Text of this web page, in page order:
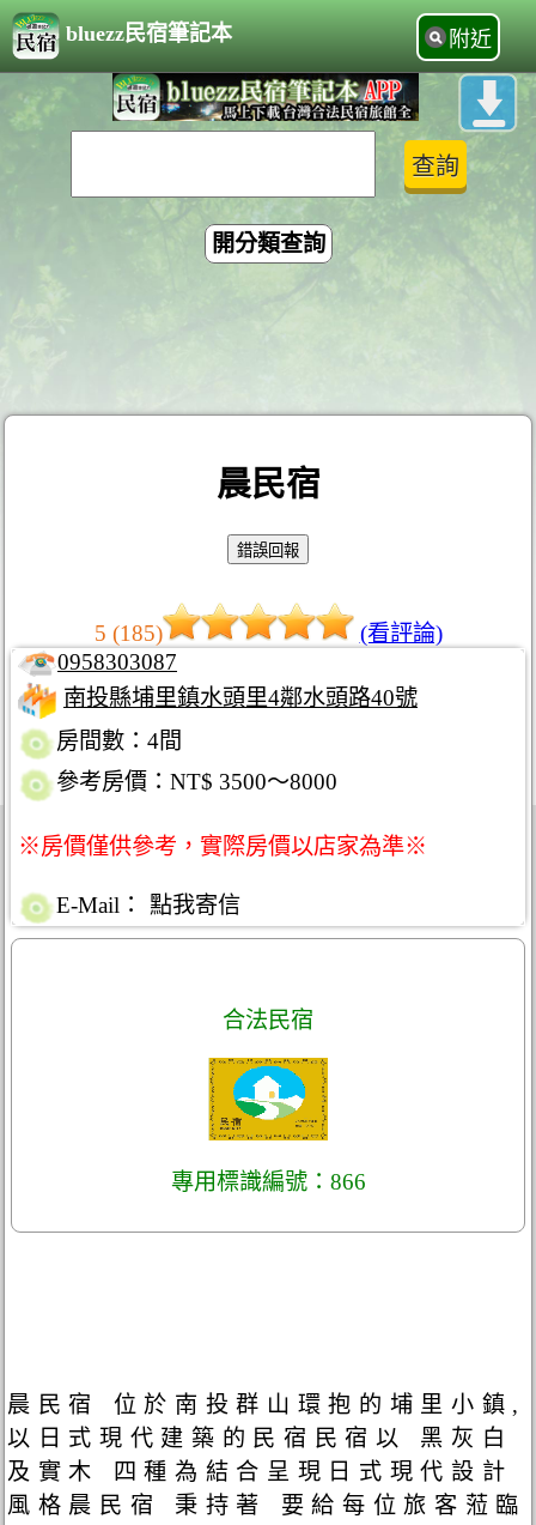
bluezz民宿筆記本 附近
開分類查詢
晨民宿
5 (185)
(看評論)
0958303087
南投縣埔里鎮水頭里4鄰水頭路40號
房間數：4間
參考房價：NT$ 3500～8000
※房價僅供參考，實際房價以店家為準※
E-Mail： 點我寄信
合法民宿
專用標識編號：866
晨民宿 位於南投群山環抱的埔里小鎮,
以日式現代建築的民宿民宿以 黑灰白
及實木 四種為結合呈現日式現代設計
風格晨民宿 秉持著 要給每位旅客蒞臨